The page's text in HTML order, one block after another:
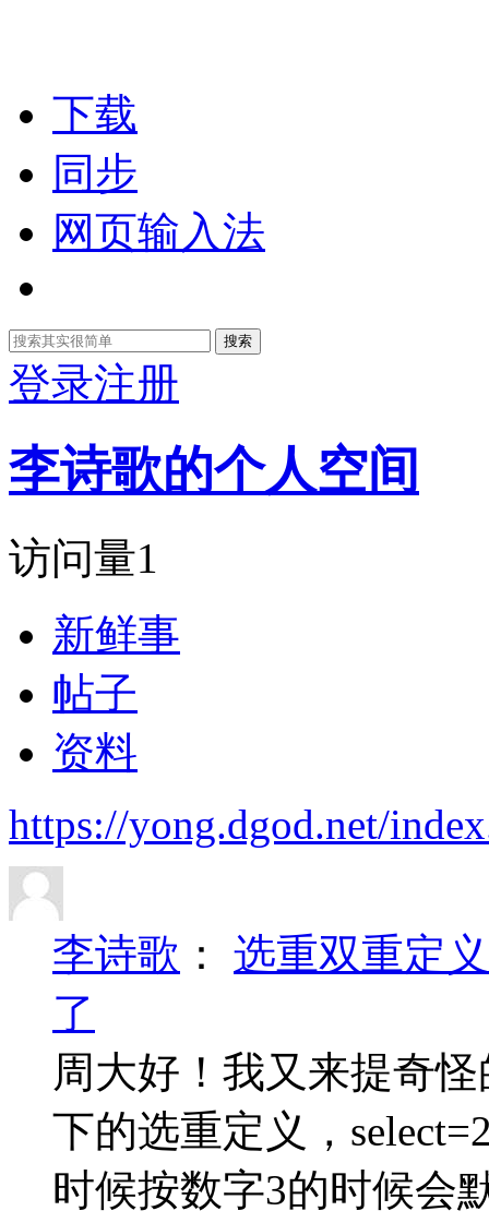
下载
同步
网页输入法
搜索
登录注册
李诗歌的个人空间
访问量1
新鲜事
帖子
资料
https://yong.dgod.net/
李诗歌 ： 选重双重定
了
周大好！我又来提奇
下的选重定义，
时候按数字3的时候会